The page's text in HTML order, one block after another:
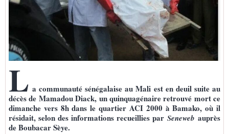
L a communauté sénégalaise au Mali est en deuil suite au
décès de Mamadou Diack, un quinquagénaire retrouvé mort ce
dimanche vers 8h dans le quartier ACI 2000 à Bamako, où il
résidait, selon des informations recueillies par Seneweb auprès
de Boubacar Sèye.